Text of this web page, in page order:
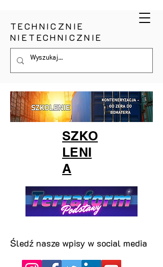
TECHNICZNIE
NIETECHNICZNIE
SZKO
LENI
A
Śledź nasze wpisy w social media